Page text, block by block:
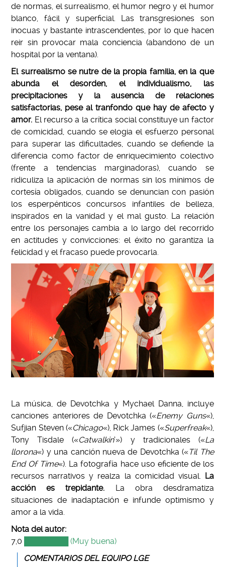
de normas, el surrealismo, el humor negro y el humor
blanco, fácil y superficial. Las transgresiones son
inocuas y bastante intrascendentes, por lo que hacen
reir sin provocar mala conciencia (abandono de un
hospital por la ventana).
El surrealismo se nutre de la propia familia, en la que
abunda el desorden, el individualismo, las
precipitaciones y la ausencia de relaciones
satisfactorias, pese al tranfondo que hay de afecto y
amor. El recurso a la crítica social constituye un factor
de comicidad, cuando se elogia el esfuerzo personal
para superar las dificultades, cuando se defiende la
diferencia como factor de enriquecimiento colectivo
(frente a tendencias marginadoras), cuando se
ridiculiza la aplicación de normas sin los mínimos de
cortesía obligados, cuando se denuncian con pasión
los esperpénticos concursos infantiles de belleza,
inspirados en la vanidad y el mal gusto. La relación
entre los personajes cambia a lo largo del recorrido
en actitudes y convicciones: el éxito no garantiza la
felicidad y el fracaso puede provocarla.
La música, de Devotchka y Mychael Danna, incluye
canciones anteriores de Devotchka («Enemy Guns«),
Sufjian Steven («Chicago«), Rick James («Superfreak«),
Tony Tisdale («Catwalkin‘») y tradicionales («La
llorona«) y una canción nueva de Devotchka («Til The
End Of Time«). La fotografía hace uso eficiente de los
recursos narrativos y realza la comicidad visual. La
acción es trepidante. La obra desdramatiza
situaciones de inadaptación e infunde optimismo y
amor a la vida.
Nota del autor:
7,0
████████ (Muy buena)
COMENTARIOS DEL EQUIPO LGE